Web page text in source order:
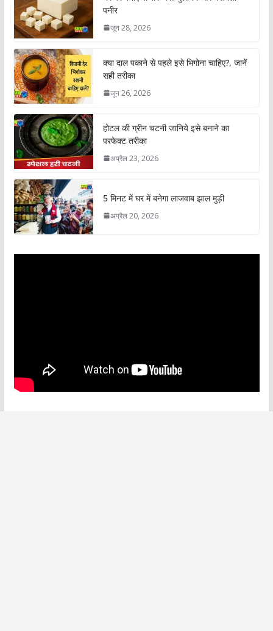
पनीर
जून 28, 2026
क्या दाल पकाने से पहले इसे भिगोना चाहिए?, जानें
सही तरीका
जून 26, 2026
होटल की ग्रीन चटनी जानिये इसे बनाने का
परफेक्ट तरीका
अप्रैल 23, 2026
5 मिनट में घर में बनेगा लाजवाब झाल मुड़ी
अप्रैल 20, 2026